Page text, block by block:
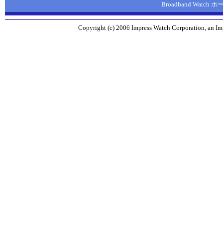
Broadband Watch ホ
Copyright (c) 2006 Impress Watch Corporation, an